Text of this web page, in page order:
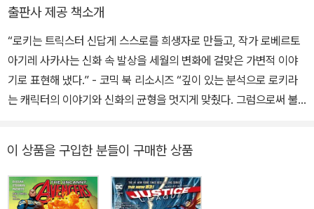
I와 개발 생산성 분야를 중심으로 집필과 번역을 병행하며, 국내 개발
자 독자층을 위한 실용적인 콘텐츠를 꾸준히 선보이고 있습니다. 『클
로드 코워크 with 스킬, 플러그인』,『오픈클로 with GPT, 제미나이,
클로드』를 집필했고 『AI 에이전트 엔지니어링』,『바이브 코딩 너머 개
발자 생존법』, 『러닝 랭체인』(이상 한빛미디어), 『실용 SQL』(영진닷
출판사 제공 책소개
“로키는 트릭스터 신답게 스스로를 희생자로 만들고, 작가 로베르토
아기레 사카사는 신화 속 발상을 세월의 변화에 걸맞은 가변적 이야
기로 표현해 냈다.” - 코믹 북 리소시즈 “깊이 있는 분석으로 로키라
는 캐릭터의 이야기와 신화의 균형을 멋지게 맞췄다. 그럼으로써 불
무너지면, 그대가 왕좌에 앉으리. 노른 마녀가 북유럽의 트릭스터 신
로키에게 속삭인 이 간단한 말이 세상을 불태우리라! 다른 아스가르
드의 신들처럼 아름답지도, 인기가 많지도 않은 외톨이 로키. 하지만
이 상품을 구입한 분들이 구매한 상품